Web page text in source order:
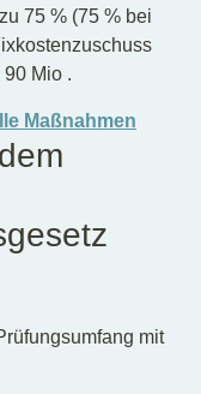
75 % (75 % bei
Mio .
Maßnahmen
mit